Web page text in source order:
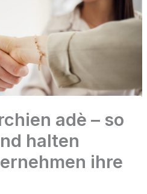
adè – so
halten
ihre